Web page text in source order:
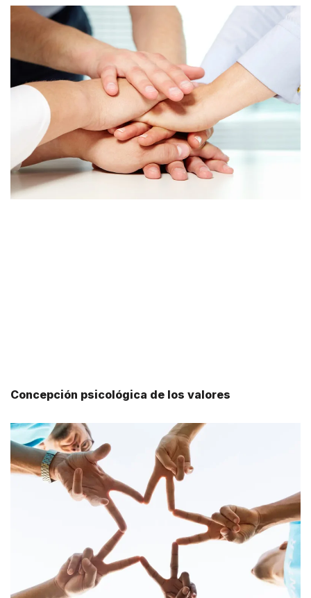
Concepción psicológica de los valores